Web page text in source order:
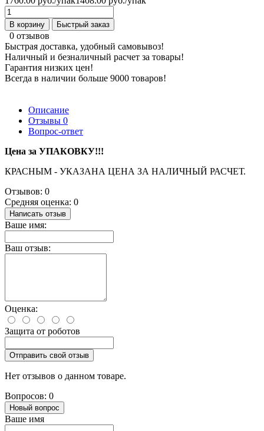
В корзину Быстрый заказ
0 отзывов
Быстрая доставка, удобный самовывоз!
Наличный и безналичный расчет за товары!
Гарантия низких цен!
Всегда в наличии больше 9000 товаров!
Описание
Отзывы 0
Вопрос-ответ
Цена за УПАКОВКУ!!!
КРАСНЫМ - УКАЗАНА ЦЕНА ЗА НАЛИЧНЫЙ РАСЧЕТ.
Отзывов: 0
Средняя оценка: 0
Написать отзыв
Ваше имя:
Ваш отзыв:
Оценка:
Защита от роботов
Отправить свой отзыв
Нет отзывов о данном товаре.
Вопросов: 0
Новый вопрос
Ваше имя